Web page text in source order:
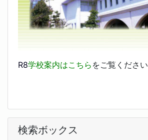
R8学校案内はこちら をご覧ください
検索ボックス